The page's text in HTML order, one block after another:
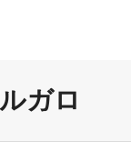
ガロ